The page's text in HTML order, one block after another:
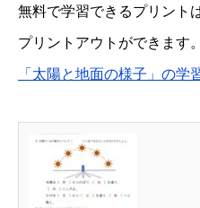
無料で学習できるプリント
プリントアウトができます。
「太陽と地面の様子」の学